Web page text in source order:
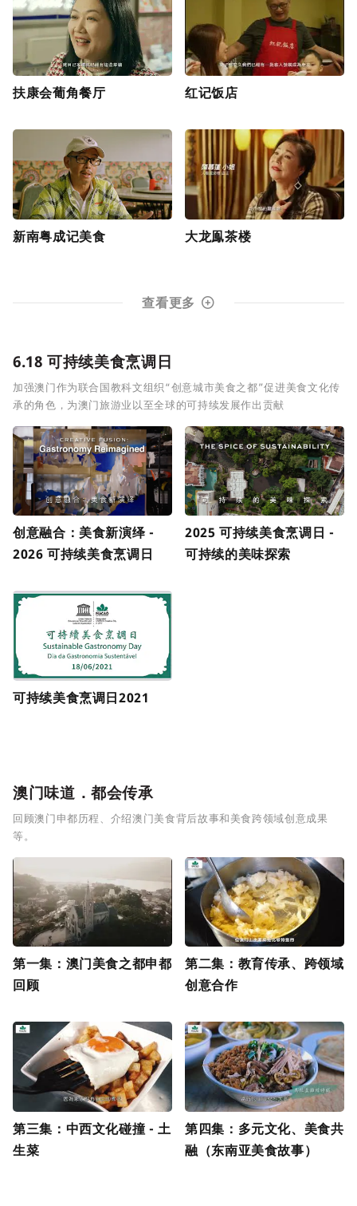
扶康会葡角餐厅 红记饭店
新南粤成记美食 大龙鳯茶楼
查看更多
6.18 可持续美食烹调日
加强澳门作为联合国教科文组织“创意城市美食之都”促进美食文化传
承的角色，为澳门旅游业以至全球的可持续发展作出贡献
创意融合：美食新演绎 -
2026 可持续美食烹调日
2025 可持续美食烹调日 -
可持续的美味探索
可持续美食烹调日2021
澳门味道．都会传承
回顾澳门申都历程、介绍澳门美食背后故事和美食跨领域创意成果
等。
第一集：澳门美食之都申都
回顾
第二集：教育传承、跨领域
创意合作
第三集：中西文化碰撞 - 土
生菜
第四集：多元文化、美食共
融（东南亚美食故事）